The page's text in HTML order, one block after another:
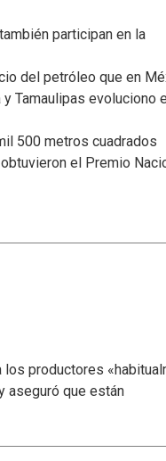
participan en la
del petróleo que en
Tamaulipas evoluciono
500 metros cuadrados
el Premio
productores
aseguró que están